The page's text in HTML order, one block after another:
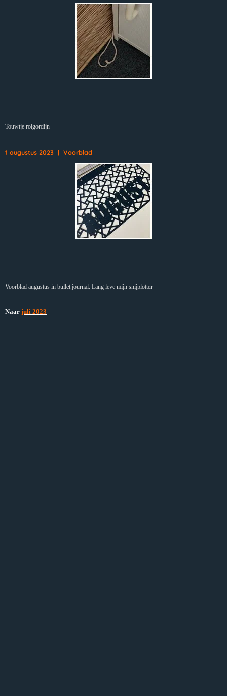
Touwtje rolgordijn
1 augustus 2023 | Voorblad
Voorblad augustus in bullet journal. Lang leve mijn snijplotter
Naar juli 2023